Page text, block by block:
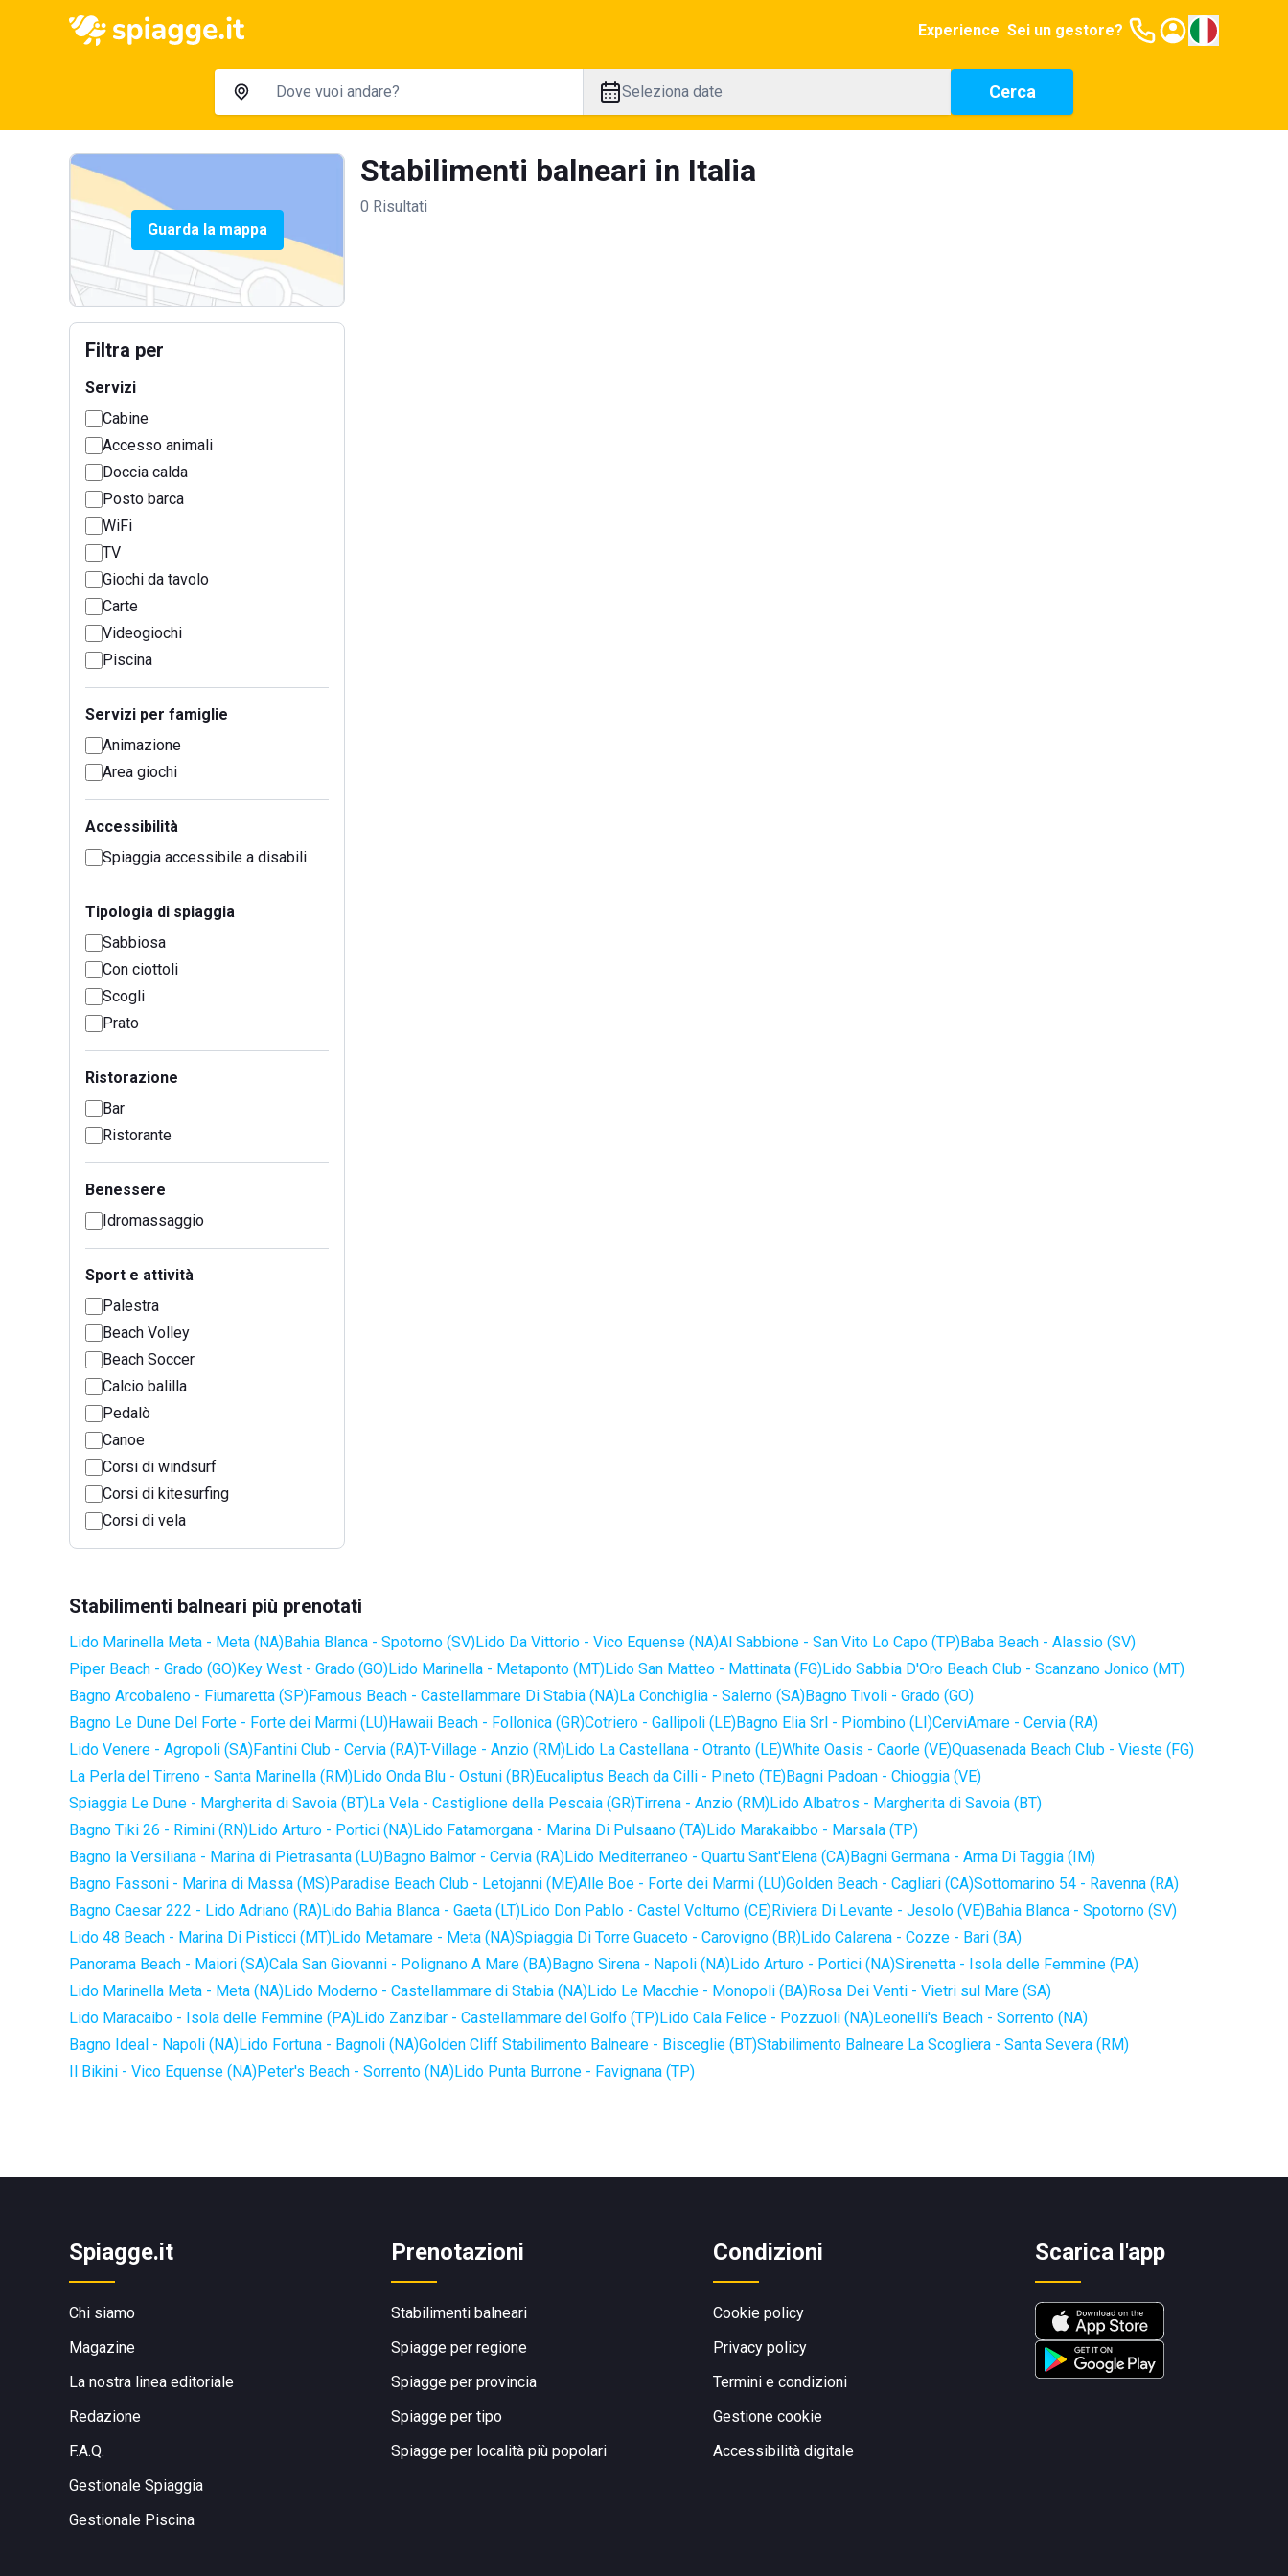
Experience Sei un gestore?
Seleziona date Cerca
Guarda la mappa
Filtra per
Servizi
Cabine
Accesso animali
Doccia calda
Posto barca
WiFi
TV
Giochi da tavolo
Carte
Videogiochi
Piscina
Servizi per famiglie
Animazione
Area giochi
Accessibilità
Spiaggia accessibile a disabili
Tipologia di spiaggia
Sabbiosa
Con ciottoli
Scogli
Prato
Ristorazione
Bar
Ristorante
Benessere
Idromassaggio
Sport e attività
Palestra
Beach Volley
Beach Soccer
Calcio balilla
Pedalò
Canoe
Corsi di windsurf
Corsi di kitesurfing
Corsi di vela
Stabilimenti balneari in Italia
0 Risultati
Stabilimenti balneari più prenotati
Lido Marinella Meta - Meta (NA)Bahia Blanca - Spotorno (SV)Lido Da Vittorio - Vico Equense (NA)Al Sabbione - San Vito Lo Capo (TP)Baba Beach - Alassio (SV)
Piper Beach - Grado (GO)Key West - Grado (GO)Lido Marinella - Metaponto (MT)Lido San Matteo - Mattinata (FG)Lido Sabbia D'Oro Beach Club - Scanzano Jonico (MT)
Bagno Arcobaleno - Fiumaretta (SP)Famous Beach - Castellammare Di Stabia (NA)La Conchiglia - Salerno (SA)Bagno Tivoli - Grado (GO)
Bagno Le Dune Del Forte - Forte dei Marmi (LU)Hawaii Beach - Follonica (GR)Cotriero - Gallipoli (LE)Bagno Elia Srl - Piombino (LI)CerviAmare - Cervia (RA)
Lido Venere - Agropoli (SA)Fantini Club - Cervia (RA)T-Village - Anzio (RM)Lido La Castellana - Otranto (LE)White Oasis - Caorle (VE)Quasenada Beach Club - Vieste (FG)
La Perla del Tirreno - Santa Marinella (RM)Lido Onda Blu - Ostuni (BR)Eucaliptus Beach da Cilli - Pineto (TE)Bagni Padoan - Chioggia (VE)
Spiaggia Le Dune - Margherita di Savoia (BT)La Vela - Castiglione della Pescaia (GR)Tirrena - Anzio (RM)Lido Albatros - Margherita di Savoia (BT)
Bagno Tiki 26 - Rimini (RN)Lido Arturo - Portici (NA)Lido Fatamorgana - Marina Di Pulsaano (TA)Lido Marakaibbo - Marsala (TP)
Bagno la Versiliana - Marina di Pietrasanta (LU)Bagno Balmor - Cervia (RA)Lido Mediterraneo - Quartu Sant'Elena (CA)Bagni Germana - Arma Di Taggia (IM)
Bagno Fassoni - Marina di Massa (MS)Paradise Beach Club - Letojanni (ME)Alle Boe - Forte dei Marmi (LU)Golden Beach - Cagliari (CA)Sottomarino 54 - Ravenna (RA)
Bagno Caesar 222 - Lido Adriano (RA)Lido Bahia Blanca - Gaeta (LT)Lido Don Pablo - Castel Volturno (CE)Riviera Di Levante - Jesolo (VE)Bahia Blanca - Spotorno (SV)
Lido 48 Beach - Marina Di Pisticci (MT)Lido Metamare - Meta (NA)Spiaggia Di Torre Guaceto - Carovigno (BR)Lido Calarena - Cozze - Bari (BA)
Panorama Beach - Maiori (SA)Cala San Giovanni - Polignano A Mare (BA)Bagno Sirena - Napoli (NA)Lido Arturo - Portici (NA)Sirenetta - Isola delle Femmine (PA)
Lido Marinella Meta - Meta (NA)Lido Moderno - Castellammare di Stabia (NA)Lido Le Macchie - Monopoli (BA)Rosa Dei Venti - Vietri sul Mare (SA)
Lido Maracaibo - Isola delle Femmine (PA)Lido Zanzibar - Castellammare del Golfo (TP)Lido Cala Felice - Pozzuoli (NA)Leonelli's Beach - Sorrento (NA)
Bagno Ideal - Napoli (NA)Lido Fortuna - Bagnoli (NA)Golden Cliff Stabilimento Balneare - Bisceglie (BT)Stabilimento Balneare La Scogliera - Santa Severa (RM)
Il Bikini - Vico Equense (NA)Peter's Beach - Sorrento (NA)Lido Punta Burrone - Favignana (TP)
Spiagge.it
Chi siamo
Magazine
La nostra linea editoriale
Redazione
F.A.Q.
Gestionale Spiaggia
Gestionale Piscina
Prenotazioni
Stabilimenti balneari
Spiagge per regione
Spiagge per provincia
Spiagge per tipo
Spiagge per località più popolari
Condizioni
Cookie policy
Privacy policy
Termini e condizioni
Gestione cookie
Accessibilità digitale
Scarica l'app